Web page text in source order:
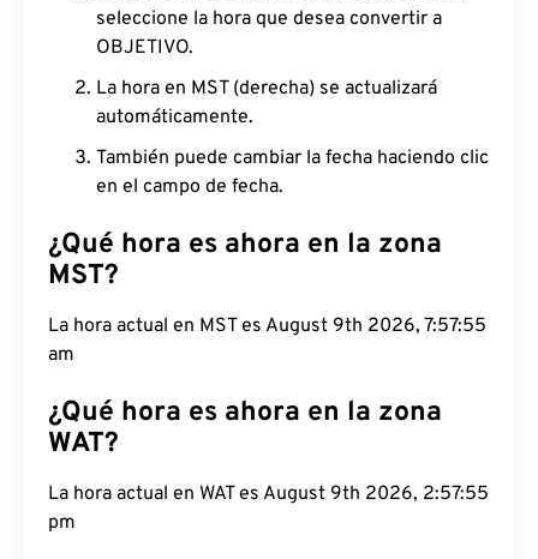
seleccione la hora que desea convertir a
OBJETIVO.
La hora en MST (derecha) se actualizará
automáticamente.
También puede cambiar la fecha haciendo clic
en el campo de fecha.
¿Qué hora es ahora en la zona
MST?
La hora actual en MST es August 9th 2026, 7:57:56
am
¿Qué hora es ahora en la zona
WAT?
La hora actual en WAT es August 9th 2026, 2:57:56
pm